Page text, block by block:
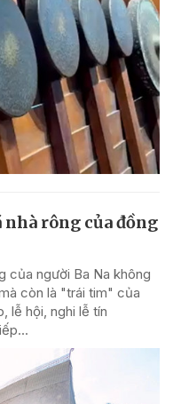
rông của đồng
của người Ba Na không
còn là "trái tim" của
lễ hội, nghi lễ tín